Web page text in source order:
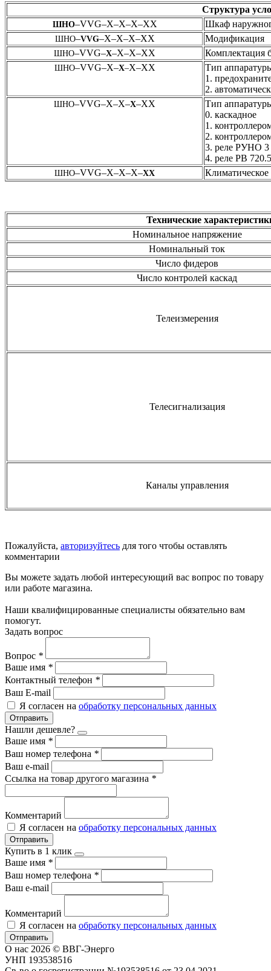
Структура
ШНО–VVG–Х–Х–Х–ХХ Шкаф
ШНО–VVG–Х–Х–Х–ХХ Модификация
ШНО–VVG–Х–Х–Х–ХХ Комплектация
ШНО–VVG–Х–Х–Х–ХХ
Тип
1.
2.
ШНО–VVG–Х–Х–Х–ХХ
Тип
0. каскадное
1.
2.
3. реле РУНО 3
4. реле РВ 720.5
ШНО–VVG–Х–Х–Х–ХХ
Технические
Номинальное напряжение
Номинальный ток
Число фидеров
Число контролей каскад
Телеизмерения
Телесигнализация
Каналы управления
Пожалуйста, авторизуйтесь для того чтобы оставлять
комментарии
Вы можете задать любой интересующий вас вопрос по товару
или работе магазина.
Наши квалифицированные специалисты обязательно вам
помогут.
Задать вопрос
Вопрос *
Ваше имя *
Контактный телефон *
Ваш E-mail
Я согласен на обработку персональных данных
Отправить
Нашли дешевле?
Ваше имя *
Ваш номер телефона *
Ваш e-mail
Ссылка на товар другого магазина *
Комментарий
Я согласен на обработку персональных данных
Отправить
Купить в 1 клик
Ваше имя *
Ваш номер телефона *
Ваш e-mail
Комментарий
Я согласен на обработку персональных данных
Отправить
О нас 2026 © ВВГ-Энерго
УНП 193538516